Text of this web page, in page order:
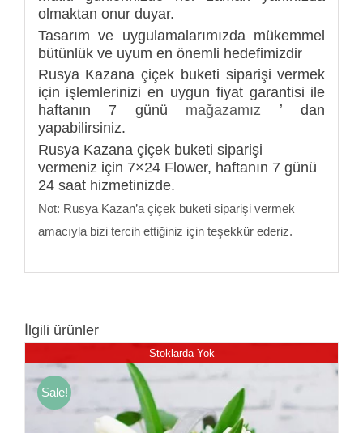
olmaktan onur duyar.
Tasarım ve uygulamalarımızda mükemmel
bütünlük ve uyum en önemli hedefimizdir
Rusya Kazana çiçek buketi siparişi vermek
için işlemlerinizi en uygun fiyat garantisi ile
haftanın 7 günü mağazamız ʼ dan
yapabilirsiniz.
Rusya Kazana çiçek buketi siparişi
vermeniz için 7×24 Flower, haftanın 7 günü
24 saat hizmetinizde.
Not: Rusya Kazan’a çiçek buketi siparişi vermek
amacıyla bizi tercih ettiğiniz için teşekkür ederiz.
İlgili ürünler
Stoklarda Yok
Sale!